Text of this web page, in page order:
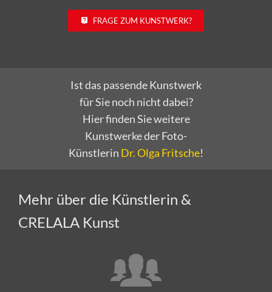
Ist das passende Kunstwerk
für Sie noch nicht dabei?
Hier finden Sie weitere
Kunstwerke der Foto-
Künstlerin Dr. Olga Fritsche !
Mehr über die Künstlerin &
CRELALA Kunst